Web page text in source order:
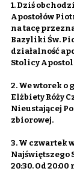
1. Dziś
Apostołów
na tacę
Bazyliki Św.
działalność
Stolicy
2. We wtorek o
Elżbiety Róży
Nieustającej
zbiorowej.
3. W czwartek
Najświętszego
20:30. Od